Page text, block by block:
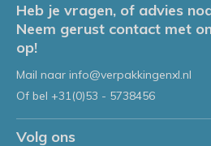
Heb je vragen, of advies
Neem gerust contact met
op!
Mail naar info@verpakkingenxl.nl
Of bel +31(0)53 - 5738456
Volg ons